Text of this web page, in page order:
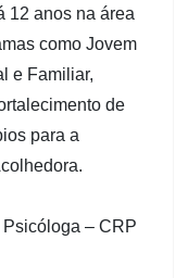
12 anos na área
como Jovem
e Familiar,
de
para a
| Psicóloga – CRP